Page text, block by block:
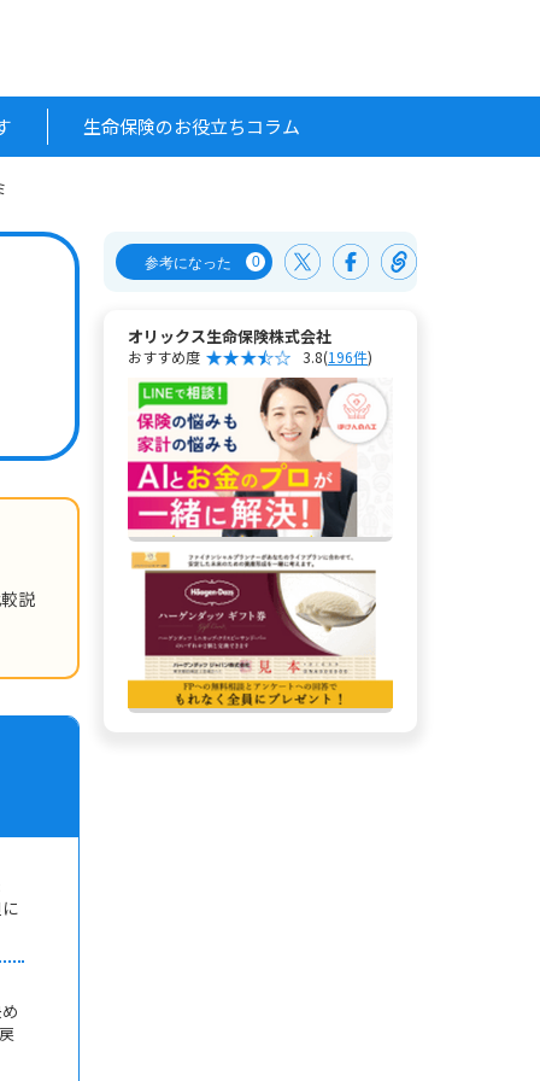
生命保険のお役立ちコラム
説
参考になった 0
オリックス生命保険株式会社
おすすめ度 3.8(196件)